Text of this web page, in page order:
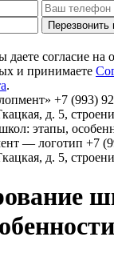
Перезвонить
согласие на
и принимаете
.
+7 (993)
д. 5,
+7
д. 5,